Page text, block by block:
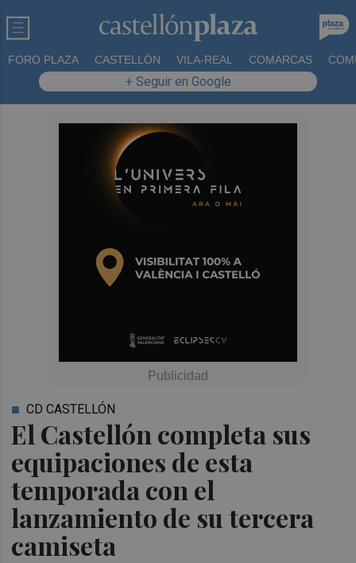
FORO PLAZA CASTELLÓN VILA-REAL COMARCAS
+ Seguir en Google
El Castellón completa sus
equipaciones de esta
temporada con el
lanzamiento de su tercera
camiseta
CD CASTELLÓN